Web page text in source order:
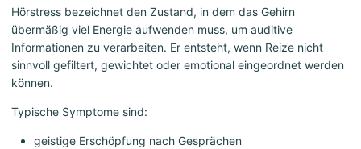
Hörstress bezeichnet den Zustand, in dem das Gehirn
übermäßig viel Energie aufwenden muss, um auditive
Informationen zu verarbeiten. Er entsteht, wenn Reize nicht
sinnvoll gefiltert, gewichtet oder emotional eingeordnet werden
können.
Typische Symptome sind:
geistige Erschöpfung nach Gesprächen